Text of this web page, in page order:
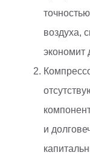
воздуха,
экономит
и